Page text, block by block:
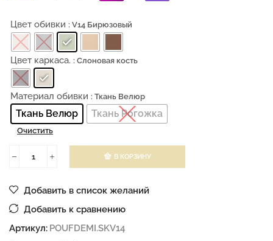
Цвет обивки : V14 Бирюзовый
Цвет каркаса. : Слоновая кость
Материал обивки : Ткань Велюр
Ткань Велюр Ткань Рогожка
Очистить
В КОРЗИНУ
Добавить в список желаний
Добавить к сравнению
Артикул: POUFDEMI.SKV14